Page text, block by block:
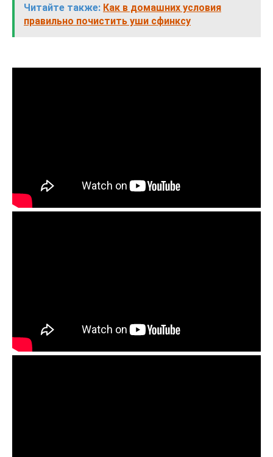
Читайте также: Как в домашних условия
правильно почистить уши сфинксу